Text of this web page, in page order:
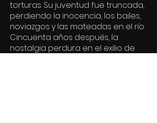
torturas. Su juventud fue truncada,
perdiendo la inocencia, los bailes,
noviazgos y las mateadas en el río.
Cincuenta años después, la
nostalgia perdura en el exilio de